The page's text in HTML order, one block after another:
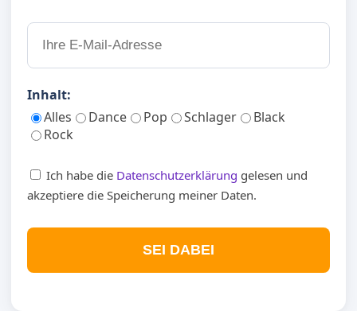
Inhalt:
Alles
Dance Pop Schlager
Black
Rock
Ich habe die Datenschutzerklärung gelesen und
akzeptiere die Speicherung meiner Daten.
SEI DABEI